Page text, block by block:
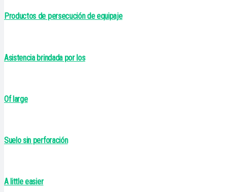
Productos de persecución de equipaje
Asistencia brindada por los
Of large
Suelo sin perforación
A little easier